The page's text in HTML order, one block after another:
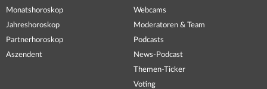
Monatshoroskop
Jahreshoroskop
Partnerhoroskop
Aszendent
Webcams
Moderatoren & Team
Podcasts
News-Podcast
Themen-Ticker
Voting